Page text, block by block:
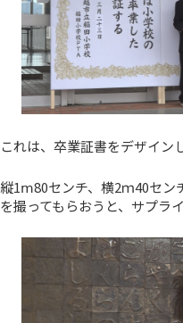
これは、卒業証書をデザイン
縦1ⅿ80センチ、横2ｍ40セン
を撮ってもらおうと、サプラ